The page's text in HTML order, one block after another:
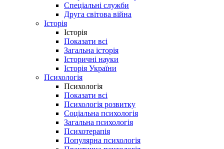
Спеціальні служби
Друга світова війна
Історія
Історія
Показати всі
Загальна історія
Історичні науки
Історія України
Психологія
Психологія
Показати всі
Психологія розвитку
Соціальна психологія
Загальна психологія
Психотерапія
Популярна психологія